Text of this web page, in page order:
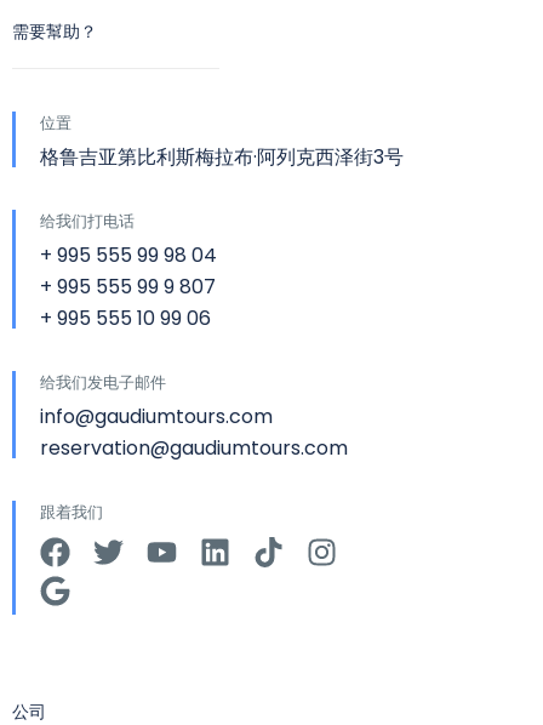
需要幫助？
位置
格鲁吉亚第比利斯梅拉布·阿列克西泽街3号
给我们打电话
+ 995 555 99 98 04
+ 995 555 99 9 807
+ 995 555 10 99 06
给我们发电子邮件
info@gaudiumtours.com
reservation@gaudiumtours.com
跟着我们
公司